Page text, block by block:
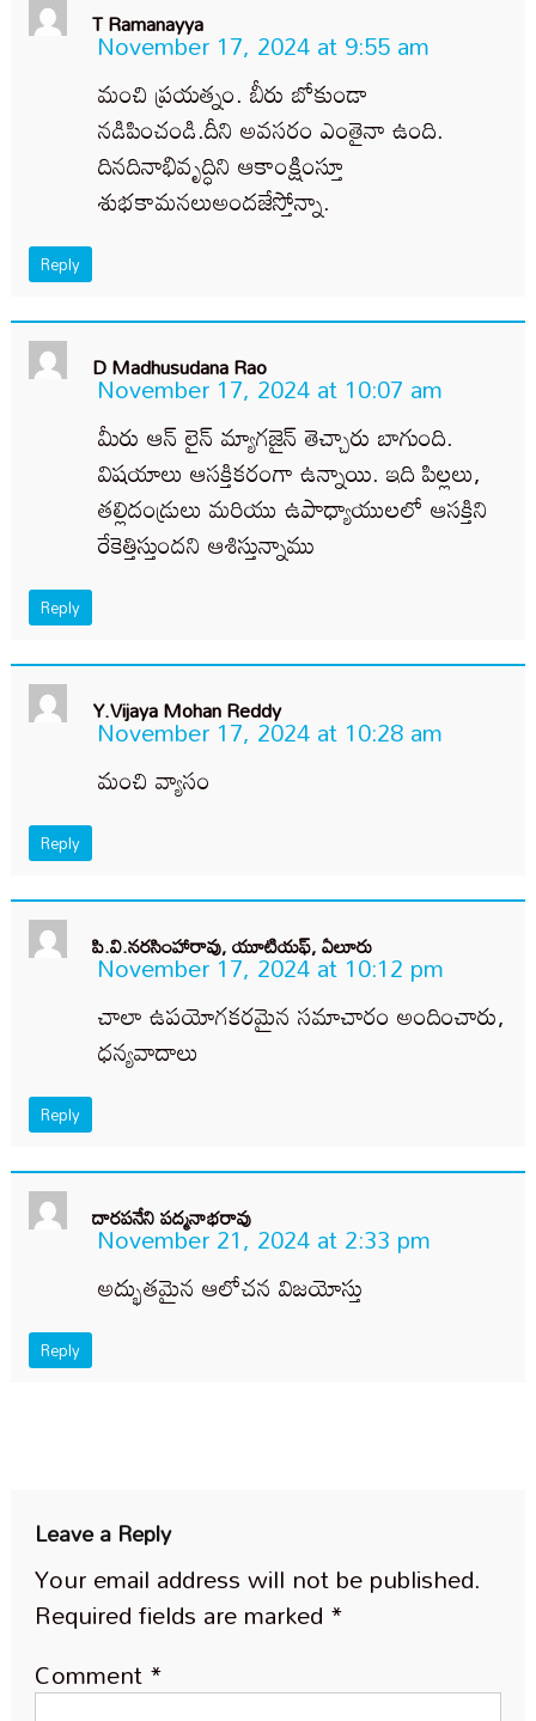
T Ramanayya
November 17, 2024 at 9:55 am
మంచి ప్రయత్నం. బీరు బోకుండా
నడిపించండి.దీని అవసరం ఎంతైనా ఉంది.
దినదినాభివృద్ధిని ఆకాంక్షింస్తూ
శుభకామనలుఅందజేస్తోన్నా.
Reply
D Madhusudana Rao
November 17, 2024 at 10:07 am
మీరు ఆన్ లైన్ మ్యాగజైన్ తెచ్చారు బాగుంది.
విషయాలు ఆసక్తికరంగా ఉన్నాయి. ఇది పిల్లలు,
తల్లిదండ్రులు మరియు ఉపాధ్యాయులలో ఆసక్తిని
రేకెత్తిస్తుందని ఆశిస్తున్నాము
Reply
Y.Vijaya Mohan Reddy
November 17, 2024 at 10:28 am
మంచి వ్యాసం
Reply
పి.వి.నరసింహారావు, యూటియఫ్, ఏలూరు
November 17, 2024 at 10:12 pm
చాలా ఉపయోగకరమైన సమాచారం అందించారు,
ధన్యవాదాలు
Reply
దారపనేని పద్మనాభరావు
November 21, 2024 at 2:33 pm
అద్భుతమైన ఆలోచన విజయోస్తు
Reply
Leave a Reply
Your email address will not be published.
Required fields are marked *
Comment*